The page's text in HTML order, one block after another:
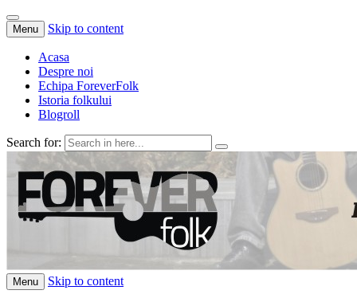
Menu Skip to content
Acasa
Despre noi
Echipa ForeverFolk
Istoria folkului
Blogroll
Search for:
ForeverFolk
Muzica sufletului tau
Menu Skip to content